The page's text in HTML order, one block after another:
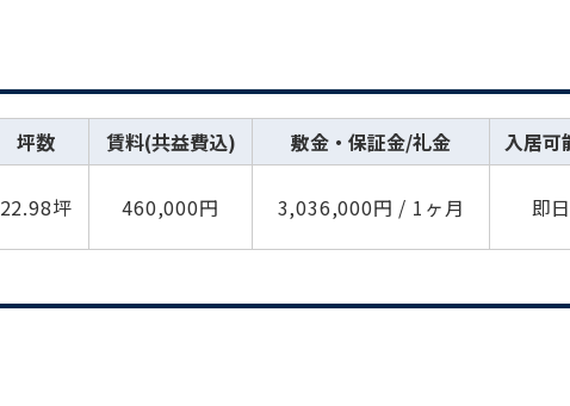
坪数 賃料(共益費込) 敷金・保証金/礼金 入居可
22.98坪 460,000円 3,036,000円 / 1ヶ月 即日